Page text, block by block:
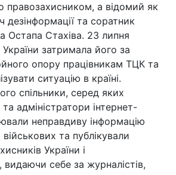
правозахисником, а відомий як
та соратник
Остапа Стахіва. 23 липня
затримала його за
опору працівникам ТЦК та
ситуацію в країні.
спільники, серед яких
адміністратори інтернет-
неправдиву інформацію
та публікували
України і
видаючи себе за журналістів,